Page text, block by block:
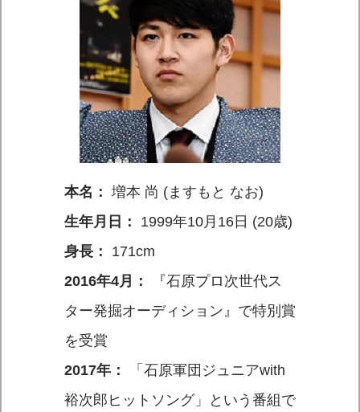
本名： 増本 尚 (ますもと なお)
生年月日：
1999年10月16日 (20歳)
身長：
171cm
2016年4月：
『石原プロ次世代ス
ター発掘オーディション』で特別賞
を受賞
2017年：
「石原軍団ジュニアwith
裕次郎ヒットソング」という番組で